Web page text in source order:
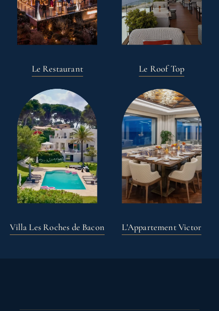
Le Restaurant Le Roof Top
Villa Les Roches de Bacon L'Appartement Victor